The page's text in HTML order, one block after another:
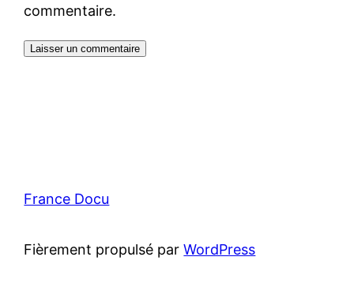
commentaire.
France Docu
Fièrement propulsé parWordPress